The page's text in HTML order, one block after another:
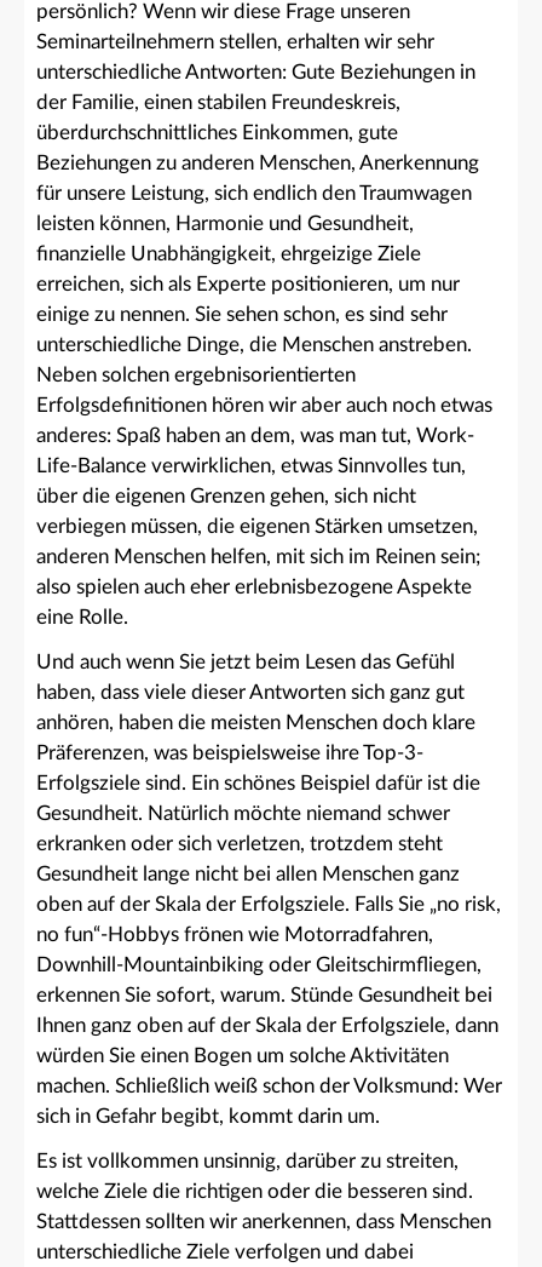
persönlich? Wenn wir diese Frage unseren
Seminarteilnehmern stellen, erhalten wir sehr
unterschiedliche Antworten: Gute Beziehungen in
der Familie, einen stabilen Freundeskreis,
überdurchschnittliches Einkommen, gute
Beziehungen zu anderen Menschen, Anerkennung
für unsere Leistung, sich endlich den Traumwagen
leisten können, Harmonie und Gesundheit,
finanzielle Unabhängigkeit, ehrgeizige Ziele
erreichen, sich als Experte positionieren, um nur
einige zu nennen. Sie sehen schon, es sind sehr
unterschiedliche Dinge, die Menschen anstreben.
Neben solchen ergebnisorientierten
Erfolgsdefinitionen hören wir aber auch noch etwas
anderes: Spaß haben an dem, was man tut, Work-
Life-Balance verwirklichen, etwas Sinnvolles tun,
über die eigenen Grenzen gehen, sich nicht
verbiegen müssen, die eigenen Stärken umsetzen,
anderen Menschen helfen, mit sich im Reinen sein;
also spielen auch eher erlebnisbezogene Aspekte
eine Rolle.
Und auch wenn Sie jetzt beim Lesen das Gefühl
haben, dass viele dieser Antworten sich ganz gut
anhören, haben die meisten Menschen doch klare
Präferenzen, was beispielsweise ihre Top-3-
Erfolgsziele sind. Ein schönes Beispiel dafür ist die
Gesundheit. Natürlich möchte niemand schwer
erkranken oder sich verletzen, trotzdem steht
Gesundheit lange nicht bei allen Menschen ganz
oben auf der Skala der Erfolgsziele. Falls Sie „no risk,
no fun“-Hobbys frönen wie Motorradfahren,
Downhill-Mountainbiking oder Gleitschirmfliegen,
erkennen Sie sofort, warum. Stünde Gesundheit bei
Ihnen ganz oben auf der Skala der Erfolgsziele, dann
würden Sie einen Bogen um solche Aktivitäten
machen. Schließlich weiß schon der Volksmund: Wer
sich in Gefahr begibt, kommt darin um.
Es ist vollkommen unsinnig, darüber zu streiten,
welche Ziele die richtigen oder die besseren sind.
Stattdessen sollten wir anerkennen, dass Menschen
unterschiedliche Ziele verfolgen und dabei